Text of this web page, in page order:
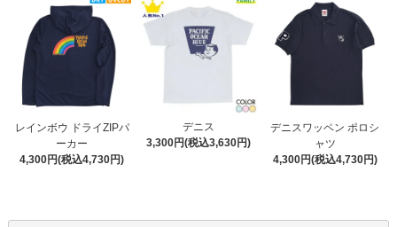
レインボウ ドライZIPパ
ーカー
4,300円(税込4,730円)
デニス
3,300円(税込3,630円)
デニスワッペン ポロシ
ャツ
4,300円(税込4,730円)